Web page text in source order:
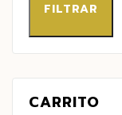
FILTRAR
CARRITO